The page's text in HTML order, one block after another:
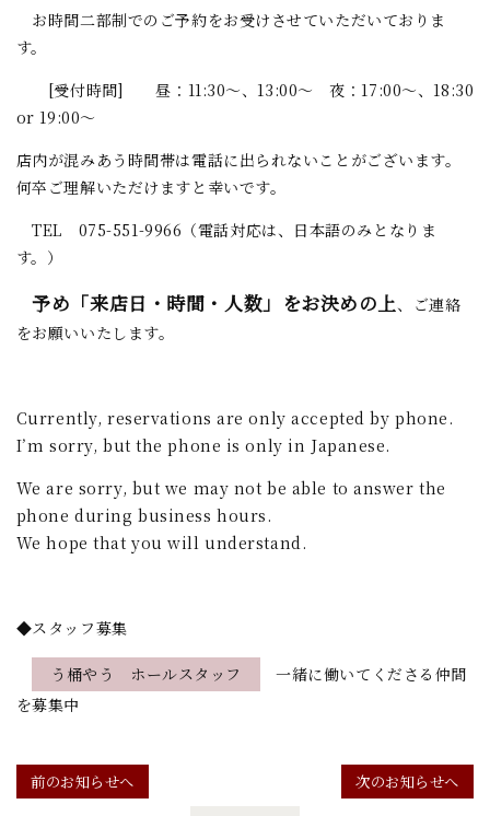
お時間二部制でのご予約をお受けさせていただいておりま
す。
[受付時間] 昼：11:30～、13:00～ 夜：17:00～、18:30
or 19:00～
店内が混みあう時間帯は電話に出られないことがございます。
何卒ご理解いただけますと幸いです。
TEL 075-551-9966（電話対応は、日本語のみとなりま
す。）
予め「来店日・時間・人数」をお決めの上、ご連絡
をお願いいたします。
Currently, reservations are only accepted by phone.
I’m sorry, but the phone is only in Japanese.
We are sorry, but we may not be able to answer the
phone during business hours.
We hope that you will understand.
◆スタッフ募集
う桶やう ホールスタッフ
一緒に働いてくださる仲間
を募集中
次のお知らせへ
前のお知らせへ